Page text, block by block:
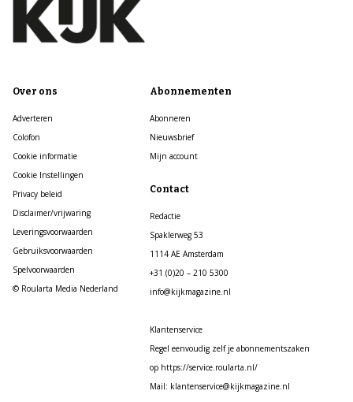
Over ons
Adverteren
Colofon
Cookie informatie
Cookie Instellingen
Privacy beleid
Disclaimer/vrijwaring
Leveringsvoorwaarden
Gebruiksvoorwaarden
Spelvoorwaarden
© Roularta Media Nederland
Abonnementen
Abonneren
Nieuwsbrief
Mijn account
Contact
Redactie
Spaklerweg 53
1114 AE Amsterdam
+31 (0)20 – 210 5300
info@kijkmagazine.nl
Klantenservice
Regel eenvoudig zelf je abonnementszaken
op https://service.roularta.nl/
Mail: klantenservice@kijkmagazine.nl